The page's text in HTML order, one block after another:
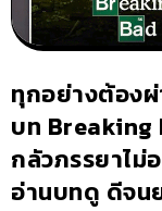
ทุกอย่างต้อง
บท Breaking
กลัวภรรยาไม่
อ่านบทดู ดีจน